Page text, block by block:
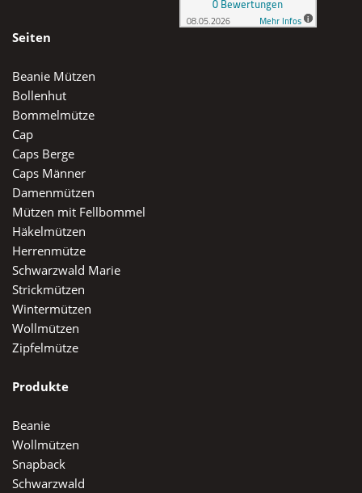
Seiten
Beanie Mützen
Bollenhut
Bommelmütze
Cap
Caps Berge
Caps Männer
Damenmützen
Mützen mit Fellbommel
Häkelmützen
Herrenmütze
Schwarzwald Marie
Strickmützen
Wintermützen
Wollmützen
Zipfelmütze
Produkte
Beanie
Wollmützen
Snapback
Schwarzwald